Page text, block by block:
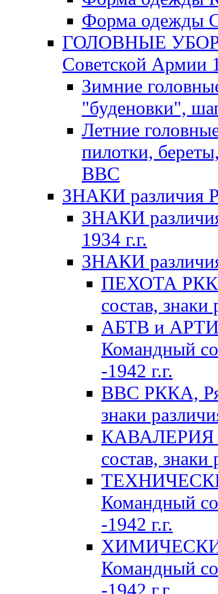
Форма одежды
ГОЛОВНЫЕ
Советской Армии
Зимние
"буденовки",
Летние
пилотки,
ВВС
ЗНАКИ различия
ЗНАКИ
1934 г.г.
ЗНАКИ
ПЕХОТА
состав, знаки
АБТВ и
Командный
-1942 г.г.
ВВС РККА,
знаки
КАВАЛЕРИЯ
состав, знаки
Командный
-1942 г.г.
Командный
-1942 г.г.